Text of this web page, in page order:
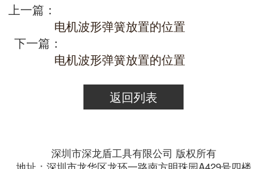
上一篇：
电机波形弹簧放置的位置
下一篇：
电机波形弹簧放置的位置
返回列表
深圳市深龙盾工具有限公司 版权所有